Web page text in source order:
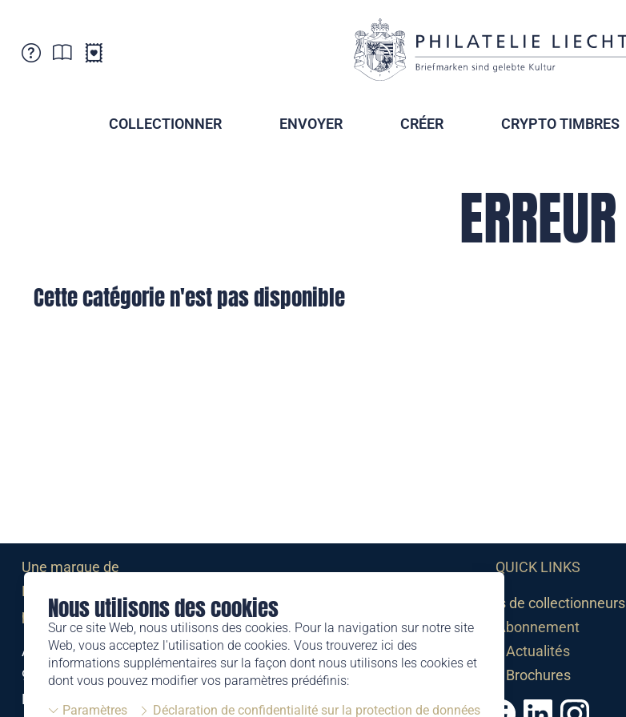
Nous utilisons des cookies
Sur ce site Web, nous utilisons des cookies. Pour la navigation sur notre site
Web, vous acceptez l'utilisation de cookies. Vous trouverez ici des
informations supplémentaires sur la façon dont nous utilisons les cookies et
dont vous pouvez modifier vos paramètres prédéfinis:
Paramètres
Déclaration de confidentialité sur la protection de données
Points de vente
AbonnementCOLLECTIONNER ENVOYER CRÉER CRYPTO TIMBRES
ERREUR
Cette catégorie n'est pas disponible
Une marque de
Liechtensteinischen Post AG
post.li
Alte Zollstrasse 11
9494 Schaan
Liechtenstein
QUICK LINKS
Sociétés de collectionneurs
Abonnement
Actualités
Brochures